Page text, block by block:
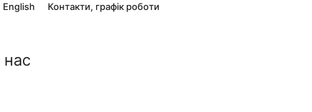
English Контакти, графік роботи